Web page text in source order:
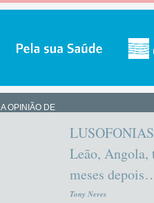
A OPINIÃO DE
Leão, Angola,
meses
Tony Neves